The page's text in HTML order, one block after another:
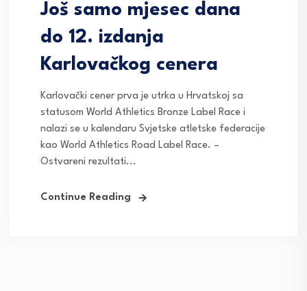
Još samo mjesec dana
do 12. izdanja
Karlovačkog cenera
Karlovački cener prva je utrka u Hrvatskoj sa
statusom World Athletics Bronze Label Race i
nalazi se u kalendaru Svjetske atletske federacije
kao World Athletics Road Label Race. –
Ostvareni rezultati...
Continue Reading